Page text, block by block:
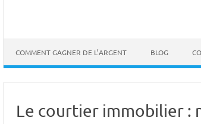
COMMENT GAGNER DE L’ARGENT BLOG
Le courtier immobilier :